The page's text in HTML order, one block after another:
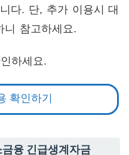
다. 단, 추가 이용시 대
니 참고하세요.
하세요.
확인하기
융 긴급생계자금